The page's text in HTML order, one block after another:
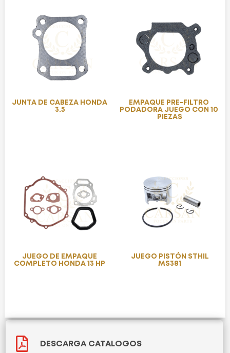
JUNTA DE CABEZA HONDA
3.5
EMPAQUE PRE-FILTRO
PODADORA JUEGO CON 10
PIEZAS
JUEGO DE EMPAQUE
COMPLETO HONDA 13 HP
JUEGO PISTÓN STHIL
MS381
 DESCARGA CATALOGOS